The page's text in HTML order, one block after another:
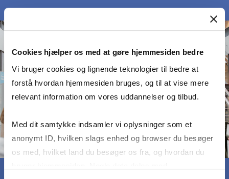
Cookies hjælper os med at gøre hjemmesiden bedre
Vi bruger cookies og lignende teknologier til bedre at
forstå hvordan hjemmesiden bruges, og til at vise mere
relevant information om vores uddannelser og tilbud.
Med dit samtykke indsamler vi oplysninger som et
anonymt ID, hvilken slags enhed og browser du besøger
os med, hvilket land du besøger os fra, og hvordan du